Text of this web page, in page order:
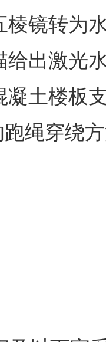
棱镜转为
给出激光
凝土楼板
绳穿绕